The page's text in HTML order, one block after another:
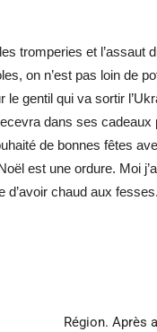
tromperies et l’assaut
on n’est pas loin de
gentil qui va sortir
dans ses
de bonnes fêtes
est une ordure. Moi
d’avoir chaud aux fesses.
Région. Après